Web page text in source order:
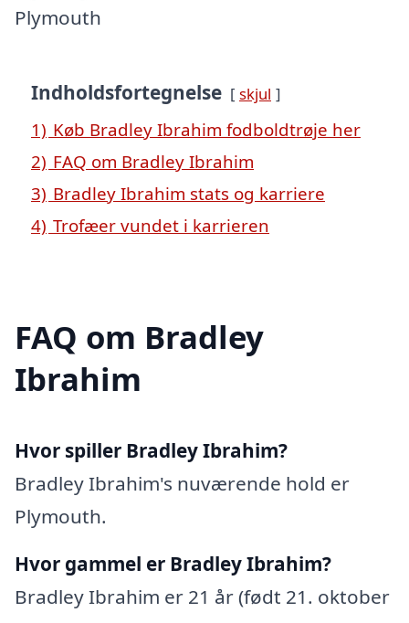
Plymouth
Indholdsfortegnelse skjul
1) Køb Bradley Ibrahim fodboldtrøje her
2) FAQ om Bradley Ibrahim
3) Bradley Ibrahim stats og karriere
4) Trofæer vundet i karrieren
FAQ om Bradley
Ibrahim
Hvor spiller Bradley Ibrahim?
Bradley Ibrahim's nuværende hold er
Plymouth.
Hvor gammel er Bradley Ibrahim?
Bradley Ibrahim er 21 år (født 21. oktober